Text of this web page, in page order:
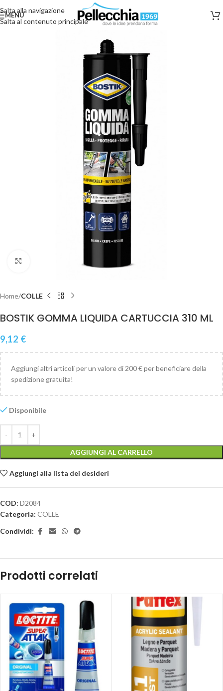
Salta alla navigazione
Salta al contenuto principale
MENU
Home COLLE
BOSTIK GOMMA LIQUIDA CARTUCCIA 310 ML
9,12 €
Aggiungi altri articoli per un valore di 200 € per beneficiare della
spedizione gratuita!
Disponibile
AGGIUNGI AL CARRELLO
Aggiungi alla lista dei desideri
COD: D2084
Categoria: COLLE
Condividi:
Prodotti correlati